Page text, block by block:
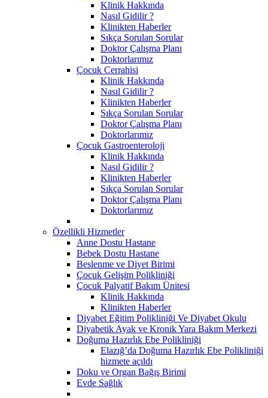
Klinik Hakkında
Nasıl Gidilir ?
Klinikten Haberler
Sıkça Sorulan Sorular
Doktor Çalışma Planı
Doktorlarımız
Çocuk Cerrahisi
Klinik Hakkında
Nasıl Gidilir ?
Klinikten Haberler
Sıkça Sorulan Sorular
Doktor Çalışma Planı
Doktorlarımız
Çocuk Gastroenteroloji
Klinik Hakkında
Nasıl Gidilir ?
Klinikten Haberler
Sıkça Sorulan Sorular
Doktor Çalışma Planı
Doktorlarımız
Özellikli Hizmetler
Anne Dostu Hastane
Bebek Dostu Hastane
Beslenme ve Diyet Birimi
Çocuk Gelişim Polikliniği
Çocuk Palyatif Bakım Ünitesi
Klinik Hakkında
Klinikten Haberler
Diyabet Eğitim Polikliniği Ve Diyabet Okulu
Diyabetik Ayak ve Kronik Yara Bakım Merkezi
Doğuma Hazırlık Ebe Polikliniği
Elazığ’da Doğuma Hazırlık Ebe Polikliniği
hizmete açıldı
Doku ve Organ Bağış Birimi
Evde Sağlık